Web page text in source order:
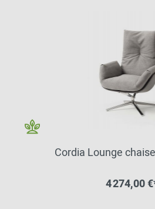
Cordia Lounge
4 274,00